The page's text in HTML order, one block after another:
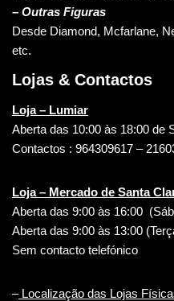
– Outras Figuras
Desde Diamond, Mcfarlane,
etc.
Lojas & Contactos
Loja – Lumiar
Aberta das 10:00 às 18:00 de
Contactos : 964309617 –
Loja – Mercado de Santa
Aberta das 9:00 às 16:00
Aberta das 9:00 às 13:00
Sem contacto telefónico
–Localização das Lojas